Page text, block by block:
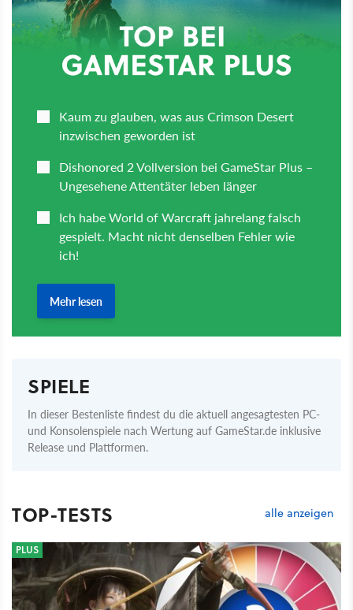
SPIELE
In dieser Bestenliste findest du die aktuell angesagtesten PC-
und Konsolenspiele nach Wertung auf GameStar.de inklusive
Release und Plattformen.
TOP-TESTS alle anzeigen
PLUS